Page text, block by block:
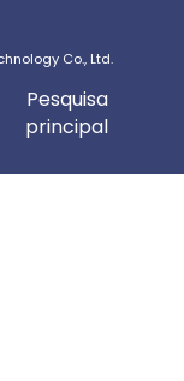
Co., Ltd.
Pesquisa
principal